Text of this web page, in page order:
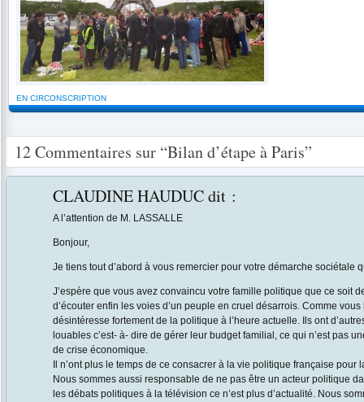
EN CIRCONSCRIPTION
12 Commentaires sur “Bilan d’étape à Paris”
CLAUDINE HAUDUCdit :
A l’attention de M. LASSALLE
Bonjour,
Je tiens tout d’abord à vous remercier pour votre démarche sociétale
J’espère que vous avez convaincu votre famille politique que ce soit
d’écouter enfin les voies d’un peuple en cruel désarrois. Comme
désintéresse fortement de la politique à l’heure actuelle. Ils ont
louables c’est- à- dire de gérer leur budget familial, ce qui n’est pas
de crise économique.
Il n’ont plus le temps de ce consacrer à la vie politique française pour
Nous sommes aussi responsable de ne pas être un acteur politique
les débats politiques à la télévision ce n’est plus d’actualité. Nous